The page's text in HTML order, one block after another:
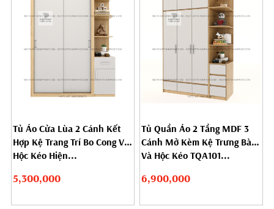
Tủ Áo Cửa Lùa 2 Cánh Kết
Hợp Kệ Trang Trí Bo Cong Và
Hộc Kéo Hiện...
5,300,000
Tủ Quần Áo 2 Tầng MDF 3
Cánh Mở Kèm Kệ Trưng Bày
Và Hộc Kéo TQA101...
6,900,000